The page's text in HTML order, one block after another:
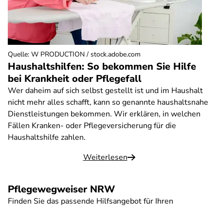
Haushaltshilfen: So bekommen Sie Hilfe
bei Krankheit oder Pflegefall
Wer daheim auf sich selbst gestellt ist und im Haushalt
nicht mehr alles schafft, kann so genannte haushaltsnahe
Dienstleistungen bekommen. Wir erklären, in welchen
Fällen Kranken- oder Pflegeversicherung für die
Haushaltshilfe zahlen.
Weiterlesen
Quelle: W PRODUCTION / stock.adobe.com
Pflegewegweiser NRW
Finden Sie das passende Hilfsangebot für Ihren